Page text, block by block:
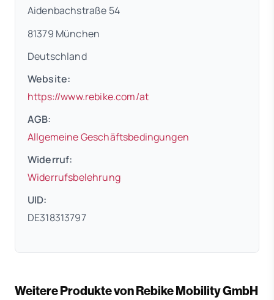
Aidenbachstraße 54
81379 München
Deutschland
Website:
https://www.rebike.com/at(öffnet in neuem Tab)
AGB:
Allgemeine Geschäftsbedingungen(öffnet in neuem
Widerruf:
Widerrufsbelehrung(öffnet in neuem Tab)
UID:
DE318313797
Weitere Produkte von Rebike Mobility GmbH